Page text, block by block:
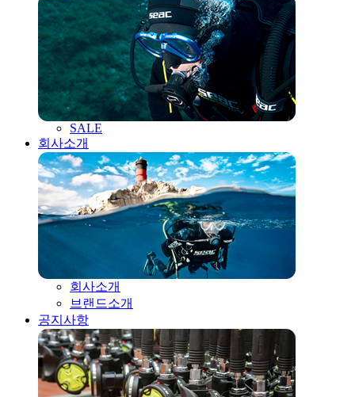
SALE
회사소개
회사소개
브랜드소개
공지사항